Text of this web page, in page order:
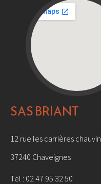
SAS BRIANT
12 rue les carrières chauvin
37240 Chaveignes
Tel : 02 47 95 32 50